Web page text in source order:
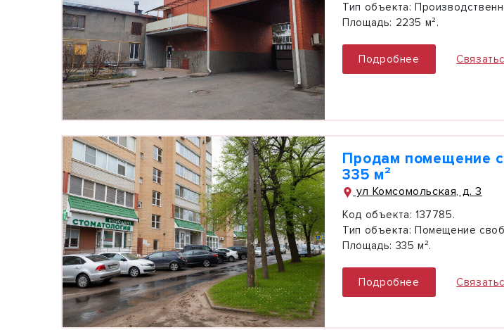
Тип объекта:
Площадь: 2235 м².
Подробнее
Продам помещение
335 м²
ул Комсомольская, д. 3
Код объекта: 137785.
Тип объекта: Помещение
Площадь: 335 м².
Подробнее